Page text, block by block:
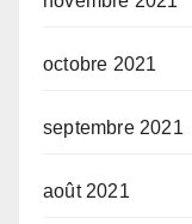
octobre 2021
septembre 2021
août 2021